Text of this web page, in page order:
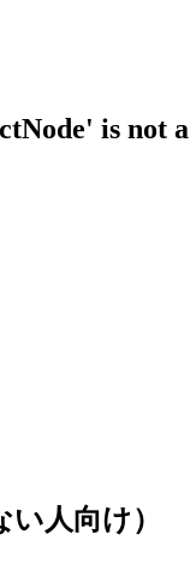
is not
人向け）